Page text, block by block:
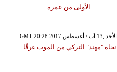
الأولى من عمره
GMT 20:28 2017 الأحد ,13 آب / أغسطس
نجاة "مهند" التركي من الموت غرقًا